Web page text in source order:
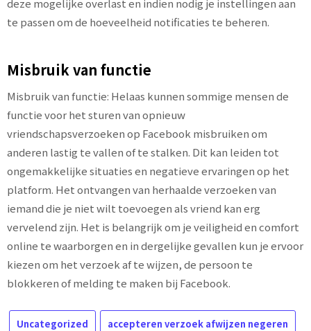
te passen om de hoeveelheid notificaties te beheren.
Misbruik van functie
Misbruik van functie: Helaas kunnen sommige mensen de
functie voor het sturen van opnieuw
vriendschapsverzoeken op Facebook misbruiken om
anderen lastig te vallen of te stalken. Dit kan leiden tot
ongemakkelijke situaties en negatieve ervaringen op het
platform. Het ontvangen van herhaalde verzoeken van
iemand die je niet wilt toevoegen als vriend kan erg
vervelend zijn. Het is belangrijk om je veiligheid en comfort
online te waarborgen en in dergelijke gevallen kun je ervoor
kiezen om het verzoek af te wijzen, de persoon te
blokkeren of melding te maken bij Facebook.
Uncategorized accepteren verzoek afwijzen negeren